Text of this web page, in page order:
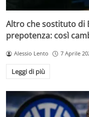
Altro che sostituto di
prepotenza: così
Alessio Lento 7 Aprile
Leggi di più